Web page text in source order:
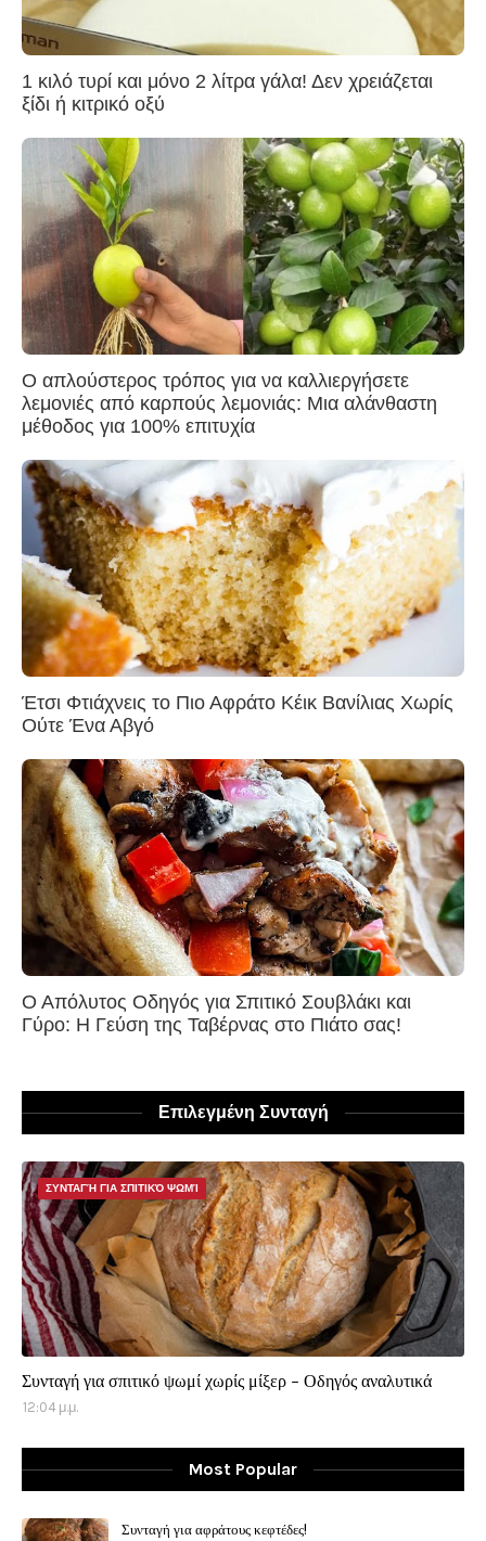
1 κιλό τυρί και μόνο 2 λίτρα γάλα! Δεν χρειάζεται
ξίδι ή κιτρικό οξύ
Ο απλούστερος τρόπος για να καλλιεργήσετε
λεμονιές από καρπούς λεμονιάς: Μια αλάνθαστη
μέθοδος για 100% επιτυχία
Έτσι Φτιάχνεις το Πιο Αφράτο Κέικ Βανίλιας Χωρίς
Ούτε Ένα Αβγό
Ο Απόλυτος Οδηγός για Σπιτικό Σουβλάκι και
Γύρο: Η Γεύση της Ταβέρνας στο Πιάτο σας!
Επιλεγμένη Συνταγή
ΣΥΝΤΑΓΉ ΓΙΑ ΣΠΙΤΙΚΌ ΨΩΜΊ
Συνταγή για σπιτικό ψωμί χωρίς μίξερ - Οδηγός αναλυτικά
12:04 μ.μ.
Most Popular
Συνταγή για αφράτους κεφτέδες!